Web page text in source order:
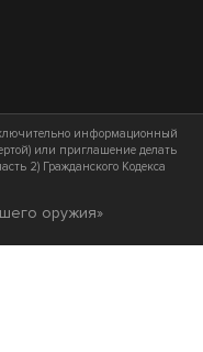
информационный
или приглашение делать
2) Гражданского Кодекса
оружия»